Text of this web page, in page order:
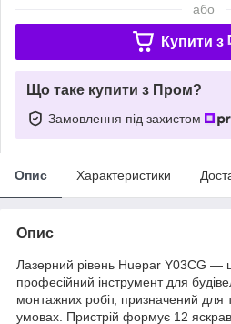
або
Купити з
Що таке купити з Пром?
Замовлення під захистом
Опис Характеристики
Опис
Лазерний рівень Huepar Y03CG —
професійний інструмент для
монтажних робіт, призначений для
умовах. Пристрій формує 12